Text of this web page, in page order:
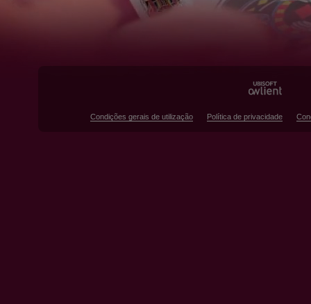
Condições gerais de utilização Política de privacidade